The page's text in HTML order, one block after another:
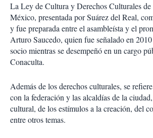
La Ley de Cultura y Derechos Culturales
México, presentada por Suárez del Real,
y fue preparada entre el asambleísta y el
Arturo Saucedo, quien fue señalado en
socio mientras se desempeñó en un cargo
Conaculta.
Además de los derechos culturales, se
con la federación y las alcaldías de la
cultural, de los estímulos a la creación, del
entre otros temas.